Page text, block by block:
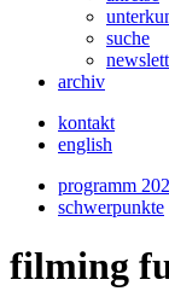
suche
archiv
kontakt
english
programm
schwerpunkte
filming